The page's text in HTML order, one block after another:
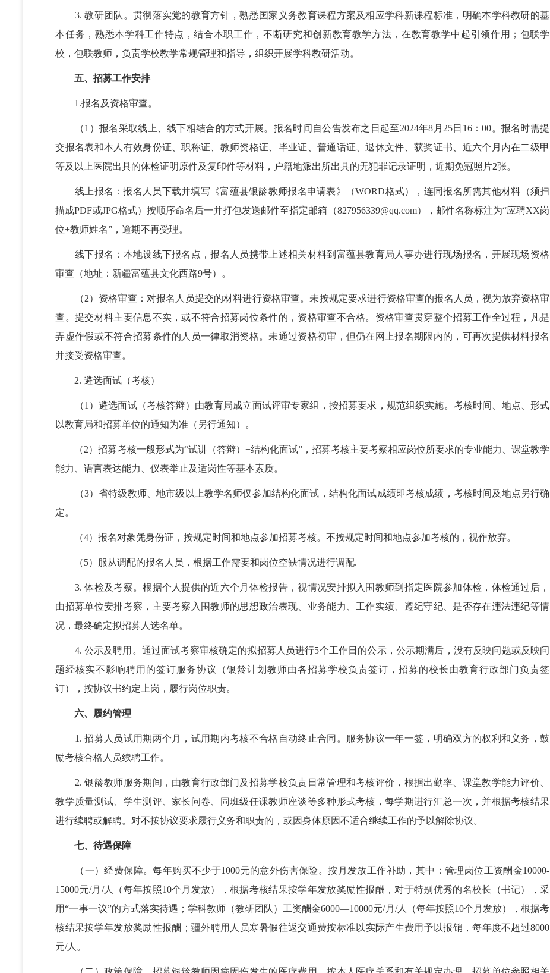
3. 教研团队。贯彻落实党的教育方针，熟悉国家义务教育课程方案及相应学科新课程标准，明确本学科教研的基
本任务，熟悉本学科工作特点，结合本职工作，不断研究和创新教育教学方法，在教育教学中起引领作用；包联学
校，包联教师，负责学校教学常规管理和指导，组织开展学科教研活动。
五、招募工作安排
1.报名及资格审查。
（1）报名采取线上、线下相结合的方式开展。报名时间自公告发布之日起至2024年8月25日16：00。报名时需提
交报名表和本人有效身份证、职称证、教师资格证、毕业证、普通话证、退休文件、获奖证书、近六个月内在二级甲
等及以上医院出具的体检证明原件及复印件等材料，户籍地派出所出具的无犯罪记录证明，近期免冠照片2张。
线上报名：报名人员下载并填写《富蕴县银龄教师报名申请表》（WORD格式），连同报名所需其他材料（须扫
描成PDF或JPG格式）按顺序命名后一并打包发送邮件至指定邮箱（827956339@qq.com），邮件名称标注为“应聘XX岗
位+教师姓名”，逾期不再受理。
线下报名：本地设线下报名点，报名人员携带上述相关材料到富蕴县教育局人事办进行现场报名，开展现场资格
审查（地址：新疆富蕴县文化西路9号）。
（2）资格审查：对报名人员提交的材料进行资格审查。未按规定要求进行资格审查的报名人员，视为放弃资格审
查。提交材料主要信息不实，或不符合招募岗位条件的，资格审查不合格。资格审查贯穿整个招募工作全过程，凡是
弄虚作假或不符合招募条件的人员一律取消资格。未通过资格初审，但仍在网上报名期限内的，可再次提供材料报名
并接受资格审查。
2. 遴选面试（考核）
（1）遴选面试（考核答辩）由教育局成立面试评审专家组，按招募要求，规范组织实施。考核时间、地点、形式
以教育局和招募单位的通知为准（另行通知）。
（2）招募考核一般形式为“试讲（答辩）+结构化面试”，招募考核主要考察相应岗位所要求的专业能力、课堂教学
能力、语言表达能力、仪表举止及适岗性等基本素质。
（3）省特级教师、地市级以上教学名师仅参加结构化面试，结构化面试成绩即考核成绩，考核时间及地点另行确
定。
（4）报名对象凭身份证，按规定时间和地点参加招募考核。不按规定时间和地点参加考核的，视作放弃。
（5）服从调配的报名人员，根据工作需要和岗位空缺情况进行调配.
3. 体检及考察。根据个人提供的近六个月体检报告，视情况安排拟入围教师到指定医院参加体检，体检通过后，
由招募单位安排考察，主要考察入围教师的思想政治表现、业务能力、工作实绩、遵纪守纪、是否存在违法违纪等情
况，最终确定拟招募人选名单。
4. 公示及聘用。通过面试考察审核确定的拟招募人员进行5个工作日的公示，公示期满后，没有反映问题或反映问
题经核实不影响聘用的签订服务协议（银龄计划教师由各招募学校负责签订，招募的校长由教育行政部门负责签
订），按协议书约定上岗，履行岗位职责。
六、履约管理
1. 招募人员试用期两个月，试用期内考核不合格自动终止合同。服务协议一年一签，明确双方的权利和义务，鼓
励考核合格人员续聘工作。
2. 银龄教师服务期间，由教育行政部门及招募学校负责日常管理和考核评价，根据出勤率、课堂教学能力评价、
教学质量测试、学生测评、家长问卷、同班级任课教师座谈等多种形式考核，每学期进行汇总一次，并根据考核结果
进行续聘或解聘。对不按协议要求履行义务和职责的，或因身体原因不适合继续工作的予以解除协议。
七、待遇保障
（一）经费保障。每年购买不少于1000元的意外伤害保险。按月发放工作补助，其中：管理岗位工资酬金10000-
15000元/月/人（每年按照10个月发放），根据考核结果按学年发放奖励性报酬，对于特别优秀的名校长（书记），采
用“一事一议”的方式落实待遇；学科教师（教研团队）工资酬金6000—10000元/月/人（每年按照10个月发放），根据考
核结果按学年发放奖励性报酬；疆外聘用人员寒暑假往返交通费按标准以实际产生费用予以报销，每年度不超过8000
元/人。